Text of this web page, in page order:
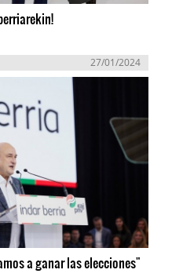
27/01/2024
a ganar las elecciones"